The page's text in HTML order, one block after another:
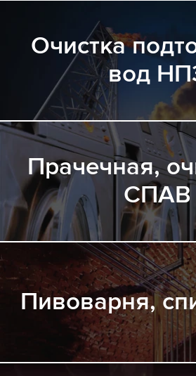
Очистка
вод
Прачечная,
СПАВ
Пивоварня,